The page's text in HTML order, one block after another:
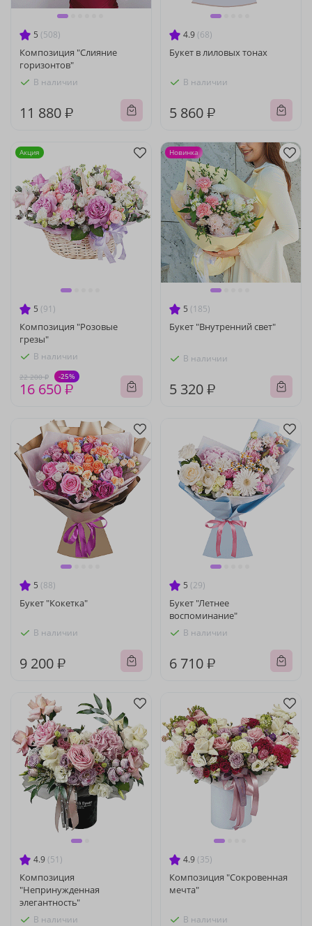
5 (508)
Композиция "Слияние
горизонтов"
В наличии
11 880 ₽
4.9 (68)
Букет в лиловых тонах
В наличии
5 860 ₽
5 (91)
Композиция "Розовые
грезы"
В наличии
22 200 ₽ -25%
16 650 ₽
Акция
5 (185)
Букет "Внутренний свет"
В наличии
5 320 ₽
Новинка
5 (88)
Букет "Кокетка"
В наличии
9 200 ₽
5 (29)
Букет "Летнее
воспоминание"
В наличии
6 710 ₽
4.9 (51)
Композиция
"Непринужденная
элегантность"
В наличии
4.9 (35)
Композиция "Сокровенная
мечта"
В наличии